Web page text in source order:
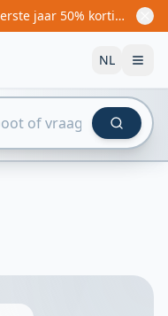
Nieuw: Dienstverlener Profiel — eerste jaar 50% korting! Vanaf €60/jaar
NL